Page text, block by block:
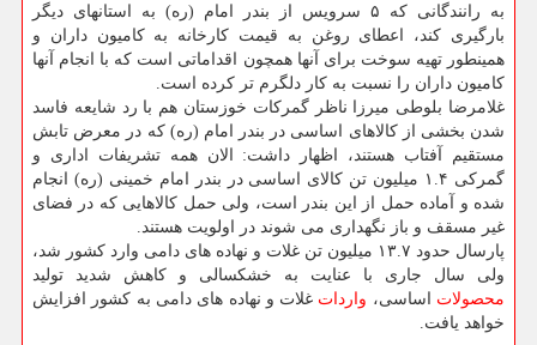
به رانندگانی که ۵ سرویس از بندر امام (ره) به استانهای دیگر
بارگیری کند، اعطای روغن به قیمت کارخانه به کامیون داران و
همینطور تهیه سوخت برای آنها همچون اقداماتی است که با انجام آنها
کامیون داران را نسبت به کار دلگرم تر کرده است.
غلامرضا بلوطی میرزا ناظر گمرکات خوزستان هم با رد شایعه فاسد
شدن بخشی از کالاهای اساسی در بندر امام (ره) که در معرض تابش
مستقیم آفتاب هستند، اظهار داشت: الان همه تشریفات اداری و
گمرکی ۱.۴ میلیون تن کالای اساسی در بندر امام خمینی (ره) انجام
شده و آماده حمل از این بندر است، ولی حمل کالاهایی که در فضای
غیر مسقف و باز نگهداری می شوند در اولویت هستند.
پارسال حدود ۱۳.۷ میلیون تن غلات و نهاده های دامی وارد کشور شد،
ولی سال جاری با عنایت به خشکسالی و کاهش شدید تولید
محصولات اساسی، واردات غلات و نهاده های دامی به کشور افزایش
خواهد یافت.